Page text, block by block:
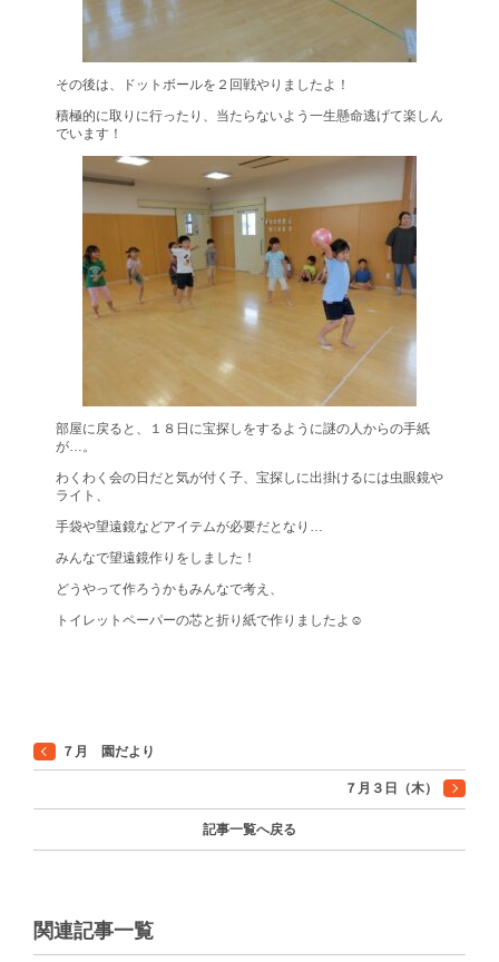
その後は、ドットボールを２回戦やりましたよ！
積極的に取りに行ったり、当たらないよう一生懸命逃げて楽しん
でいます！
部屋に戻ると、１８日に宝探しをするように謎の人からの手紙
が…。
わくわく会の日だと気が付く子、宝探しに出掛けるには虫眼鏡や
ライト、
手袋や望遠鏡などアイテムが必要だとなり…
みんなで望遠鏡作りをしました！
どうやって作ろうかもみんなで考え、
トイレットペーパーの芯と折り紙で作りましたよ☺️
７月 園だより
７月３日（木）
記事一覧へ戻る
関連記事一覧